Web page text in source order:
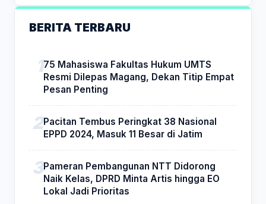
BERITA TERBARU
75 Mahasiswa Fakultas Hukum UMTS
Resmi Dilepas Magang, Dekan Titip Empat
Pesan Penting
Pacitan Tembus Peringkat 38 Nasional
EPPD 2024, Masuk 11 Besar di Jatim
Pameran Pembangunan NTT Didorong
Naik Kelas, DPRD Minta Artis hingga EO
Lokal Jadi Prioritas